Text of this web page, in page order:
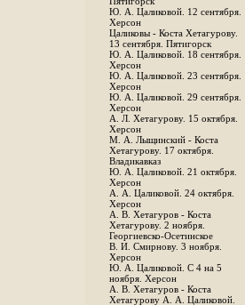
Ю. А. Цаликовой. 12 сентября.
Херсон
Цаликовы - Коста Хетагурову.
13 сентября. Пятигорск
Ю. А. Цаликовой. 18 сентября.
Херсон
Ю. А. Цаликовой. 23 сентября.
Херсон
Ю. А. Цаликовой. 29 сентября.
Херсон
А. Л. Хетагурову. 15 октября.
Херсон
М. А. Лыщинский - Коста
Хетагурову. 17 октября.
Владикавказ
Ю. А. Цаликовой. 21 октября.
Херсон
А. А. Цаликовой. 24 октября.
Херсон
A. В. Хетагуров - Коста
Хетагурову. 2 ноября.
Георгиевско-Осетинское
B. И. Смирнову. 3 ноября.
Херсон
Ю. А. Цаликовой. С 4 на 5
ноября. Херсон
А. В. Хетагуров - Коста
Хетагурову А. А. Цаликовой.